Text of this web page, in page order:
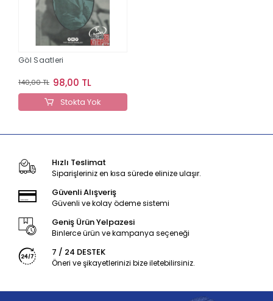
Göl Saatleri
140,00 TL 98,00 TL
Stokta Yok
Hızlı Teslimat
Siparişleriniz en kısa sürede elinize ulaşır.
Güvenli Alışveriş
Güvenli ve kolay ödeme sistemi
Geniş Ürün Yelpazesi
Binlerce ürün ve kampanya seçeneği
7 / 24 DESTEK
Öneri ve şikayetlerinizi bize iletebilirsiniz.